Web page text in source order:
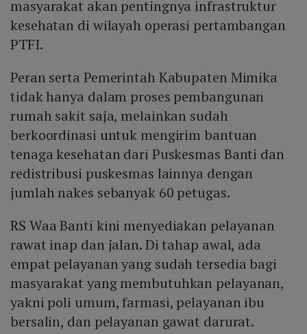
masyarakat akan pentingnya infrastruktur
kesehatan di wilayah operasi pertambangan
PTFI.
Peran serta Pemerintah Kabupaten Mimika
tidak hanya dalam proses pembangunan
rumah sakit saja, melainkan sudah
berkoordinasi untuk mengirim bantuan
tenaga kesehatan dari Puskesmas Banti dan
redistribusi puskesmas lainnya dengan
jumlah nakes sebanyak 60 petugas.
RS Waa Banti kini menyediakan pelayanan
rawat inap dan jalan. Di tahap awal, ada
empat pelayanan yang sudah tersedia bagi
masyarakat yang membutuhkan pelayanan,
yakni poli umum, farmasi, pelayanan ibu
bersalin, dan pelayanan gawat darurat.